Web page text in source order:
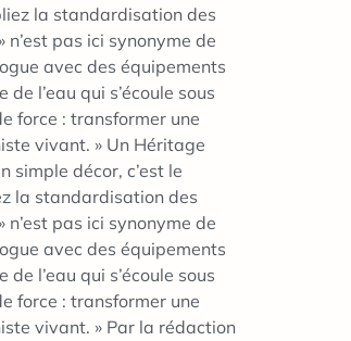
la standardisation des
pas ici synonyme de
avec des équipements
l’eau qui s’écoule sous
force : transformer une
vivant. » Un Héritage
simple décor, c’est le
la standardisation des
pas ici synonyme de
avec des équipements
l’eau qui s’écoule sous
force : transformer une
vivant. » Par la rédaction